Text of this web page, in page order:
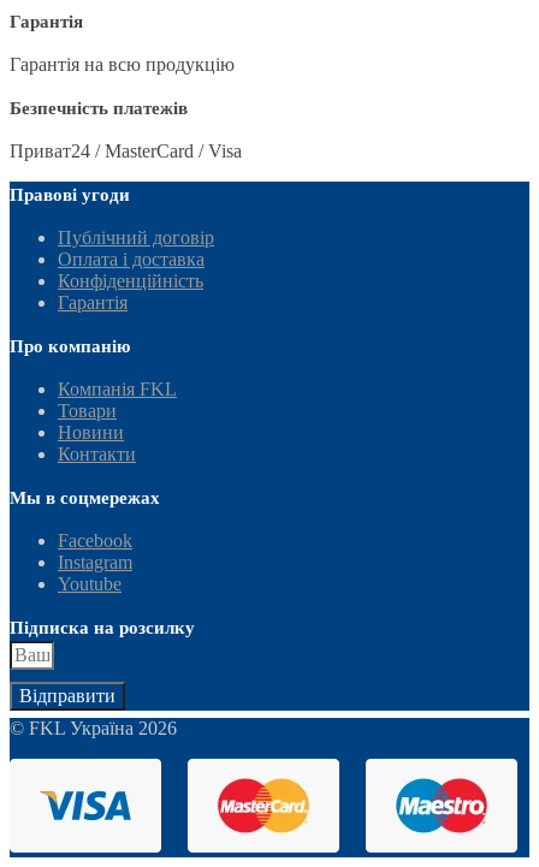
Гарантія
Гарантія на всю продукцію
Безпечність платежів
Приват24 / MasterCard / Visa
Правові угоди
Публічний договір
Оплата і доставка
Конфіденційність
Гарантія
Про компанію
Компанія FKL
Товари
Новини
Контакти
Мы в соцмережах
Facebook
Instagram
Youtube
Підписка на розсилку
Відправити
© FKL Україна 2026